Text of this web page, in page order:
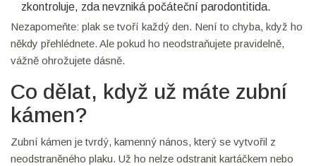
zkontroluje, zda nevzniká počáteční parodontitida.
Nezapomeňte: plak se tvoří každý den. Není to chyba, když ho
někdy přehlédnete. Ale pokud ho neodstraňujete pravidelně,
vážně ohrožujete dásně.
Co dělat, když už máte zubní
kámen?
Zubní kámen je tvrdý, kamenný nános, který se vytvořil z
neodstraněného plaku. Už ho nelze odstranit kartáčkem nebo